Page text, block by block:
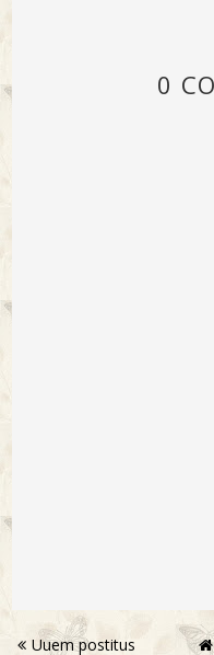
0
Uuem postitus